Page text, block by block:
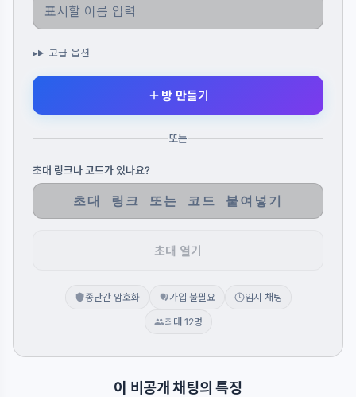
고급 옵션
방 만들기
또는
초대 링크나 코드가 있나요?
초대 열기
종단간 암호화 가입 불필요 임시 채팅
최대 12명
이 비공개 채팅의 특징